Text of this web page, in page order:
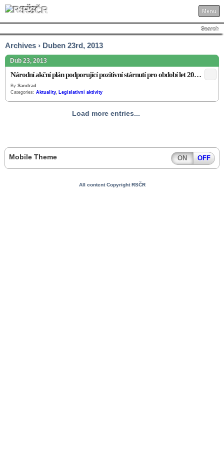
RSČR Menu
Search
Archives › Duben 23rd, 2013
Dub 23, 2013
Národní akční plán podporující pozitivní stárnutí pro období let 2013 až 2017
By Sandrad
Categories: Aktuality, Legislativní aktivity
Load more entries...
Mobile Theme ON OFF
All content Copyright RSČR